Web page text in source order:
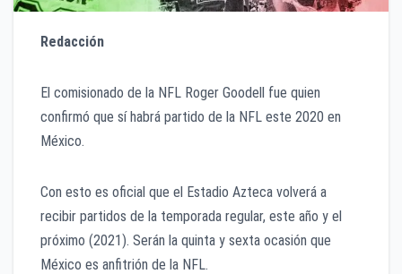
Redacción
El comisionado de la NFL Roger Goodell fue quien
confirmó que sí habrá partido de la NFL este 2020 en
México.
Con esto es oficial que el Estadio Azteca volverá a
recibir partidos de la temporada regular, este año y el
próximo (2021). Serán la quinta y sexta ocasión que
México es anfitrión de la NFL.